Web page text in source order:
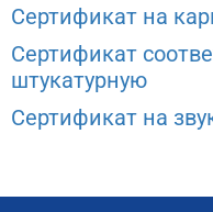
Сертификат на
Сертификат
штукатурную
Сертификат на